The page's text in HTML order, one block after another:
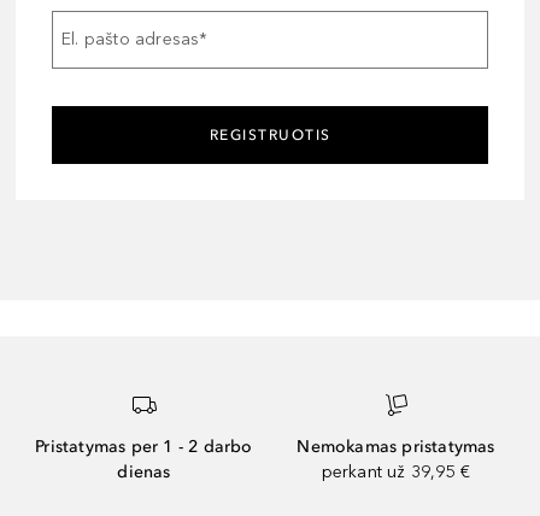
El. pašto adresas*
REGISTRUOTIS
Pristatymas per 1 - 2 darbo
dienas
Nemokamas pristatymas
perkant už 39,95 €